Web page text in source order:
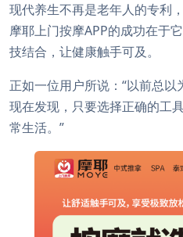
现代养生不再是老年人的专利
摩耶上门按摩APP的成功在于
技结合，让健康触手可及。
正如一位用户所说：“以前总以
现在发现，只要选择正确的工
常生活。”